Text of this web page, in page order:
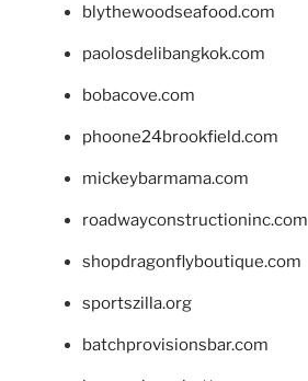
blythewoodseafood.com
paolosdelibangkok.com
bobacove.com
phoone24brookfield.com
mickeybarmama.com
roadwayconstructioninc.com
shopdragonflyboutique.com
sportszilla.org
batchprovisionsbar.com